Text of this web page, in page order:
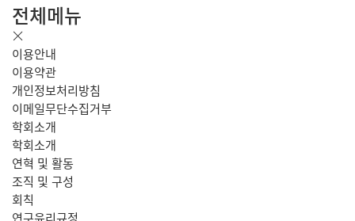
전체메뉴
이용안내
이용약관
개인정보처리방침
이메일무단수집거부
학회소개
학회소개
연혁 및 활동
조직 및 구성
회칙